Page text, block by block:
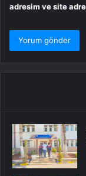
adresim ve site